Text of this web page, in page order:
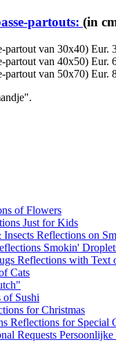
partouts: (in
partout van 30x40) Eur.
partout van 40x50) Eur.
partout van 50x70) Eur.
of Flowers
Just for Kids
Reflections on
Smokin'
Reflections with Text
Cats
of Sushi
for Christmas
Reflections for Special
Persoonlijke